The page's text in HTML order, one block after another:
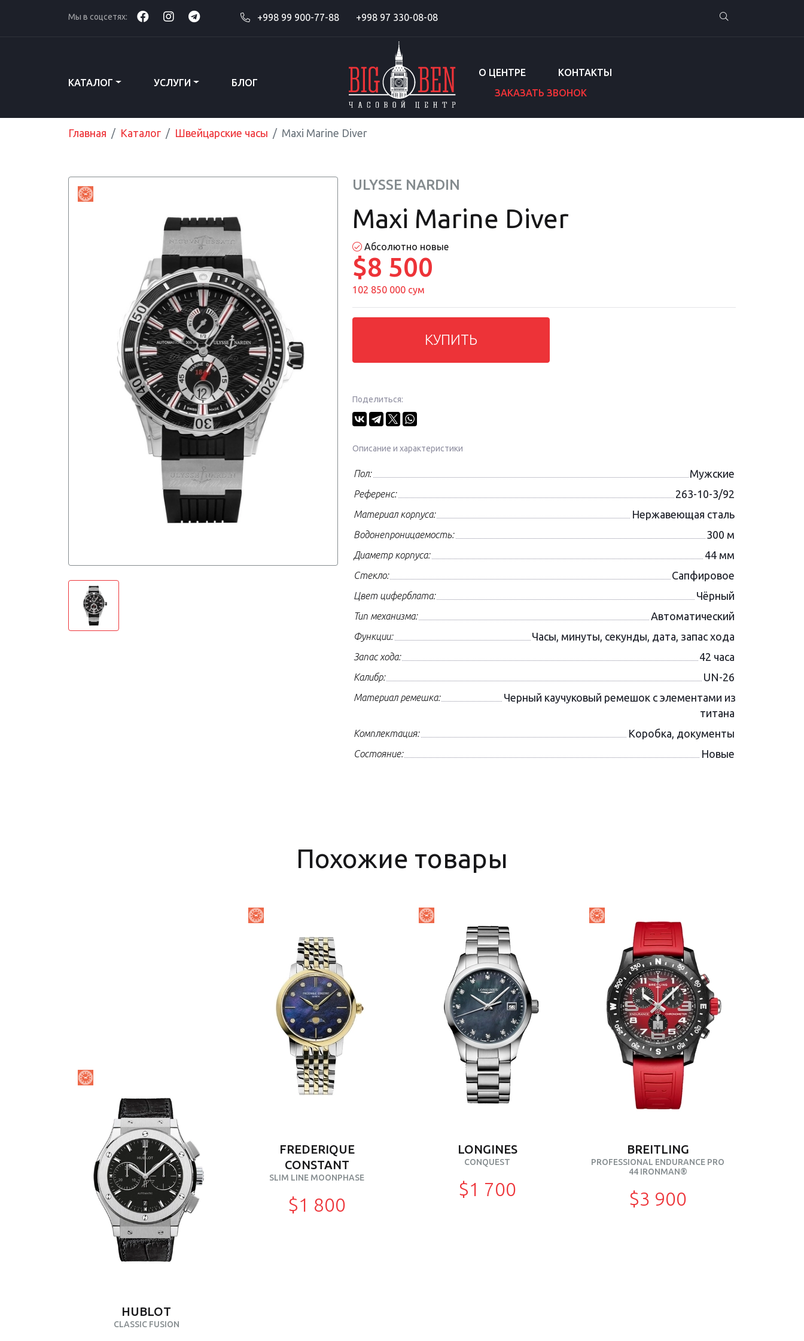
Мы в соцсетях: +998 99 900-77-88 +998 97 330-08-08
КАТАЛОГ УСЛУГИ БЛОГ
О ЦЕНТРЕ
КОНТАКТЫ
ЗАКАЗАТЬ ЗВОНОК
Главная Каталог Швейцарские часы Maxi Marine Diver
ULYSSE NARDIN
Maxi Marine Diver
Абсолютно новые
$8 500
102 850 000 сум
КУПИТЬ
Поделиться:
Описание и характеристики
Пол: Мужские
Референс: 263-10-3/92
Материал корпуса: Нержавеющая сталь
Водонепроницаемость: 300 м
Диаметр корпуса: 44 мм
Стекло: Сапфировое
Цвет циферблата: Чёрный
Тип механизма: Автоматический
Функции: Часы, минуты, секунды, дата, запас хода
Запас хода: 42 часа
Калибр: UN-26
Материал ремешка:
Черный каучуковый ремешок с элементами из
титана
Комплектация: Коробка, документы
Состояние: Новые
Похожие товары
HUBLOT
CLASSIC FUSION
FREDERIQUE
CONSTANT
SLIM LINE MOONPHASE
$1 800
LONGINES
CONQUEST
$1 700
BREITLING
PROFESSIONAL ENDURANCE PRO
44 IRONMAN®
$3 900